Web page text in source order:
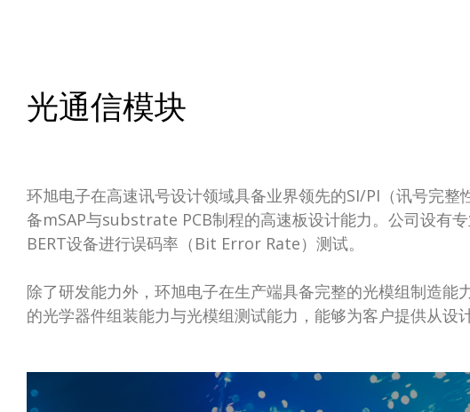
光通信模块
环旭电子在高速讯号设计领域具备业界领先的SI/PI（讯号完
备mSAP与substrate PCB制程的高速板设计能力。公司设有
BERT设备进行误码率（Bit Error Rate）测试。
除了研发能力外，环旭电子在生产端具备完整的光模组制造
的光学器件组装能力与光模组测试能力，能够为客户提供从设